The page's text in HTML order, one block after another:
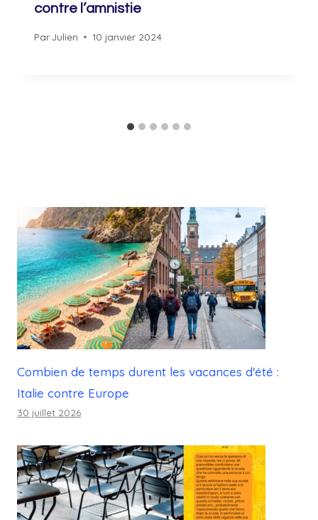
contre l’amnistie
ParJulien 10 janvier 2024
Combien de temps durent les vacances d'été :
Italie contre Europe
30 juillet 2026